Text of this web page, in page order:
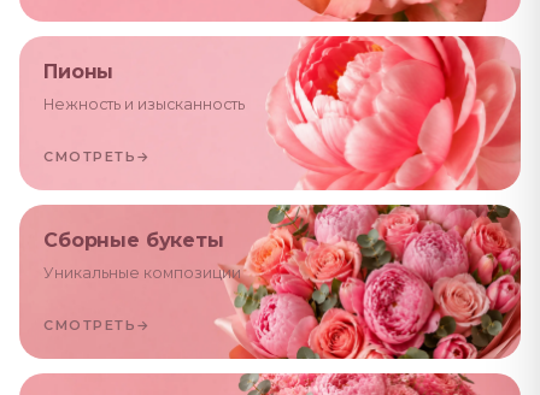
Пионы
Нежность и изысканность
СМОТРЕТЬ →
Сборные букеты
Уникальные композиции
СМОТРЕТЬ →